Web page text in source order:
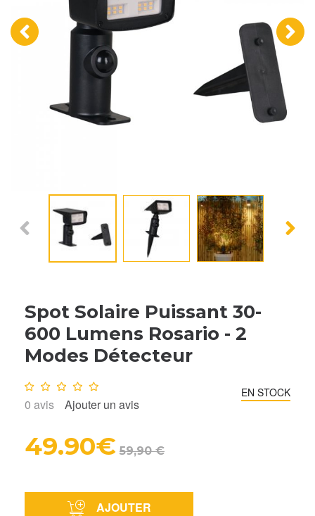
‹ ›
Spot Solaire Puissant 30-
600 Lumens Rosario - 2
Modes Détecteur
Note : 0/10
0 avis Ajouter un avis
EN STOCK
49.90€ 59,90 €
AJOUTER